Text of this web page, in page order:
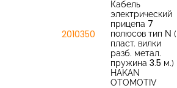
2010350
Кабель
электрический
прицепа 7
полюсов тип N (
пласт. вилки
разб. метал.
пружина 3.5 м.)
HAKAN
OTOMOTIV